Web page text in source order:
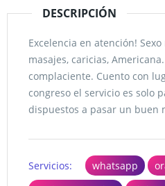
DESCRIPCIÓN
Excelencia en atención!
masajes, caricias,
complaciente. Cuento con
congreso el servicio es solo
dispuestos a pasar un buen
Servicios: whatsapp